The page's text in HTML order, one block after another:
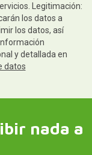
Legitimación:
los datos a
los datos, así
y detallada en
datos
nada a